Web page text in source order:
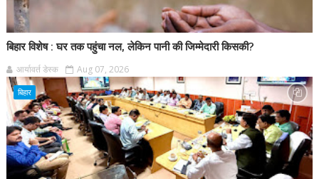
बिहार विशेष : घर तक पहुंचा नल, लेकिन पानी की जिम्मेदारी किसकी?
आर्यावर्त डेस्क Aug 07, 2026
बिहार